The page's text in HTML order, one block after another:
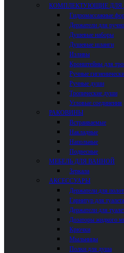
КОМПЛЕКТУЮЩИЕ ДЛЯ
Гидромассажные
Держатели для
Душевые наборы
Душевые шланги
Изливы
Кронштейны для
Ручные
Ручные души
Тропические души
Угловые соединения
РАКОВИНЫ
Встраиваемые
Накладные
Напольные
Подвесные
МЕБЕЛЬ ДЛЯ ВАННОЙ
Зеркала
АКСЕССУАРЫ
Держатели для
Гарнитур для туалета
Держатели для
Дозаторы жидкого
Крючки
Мыльницы
Полки для душа